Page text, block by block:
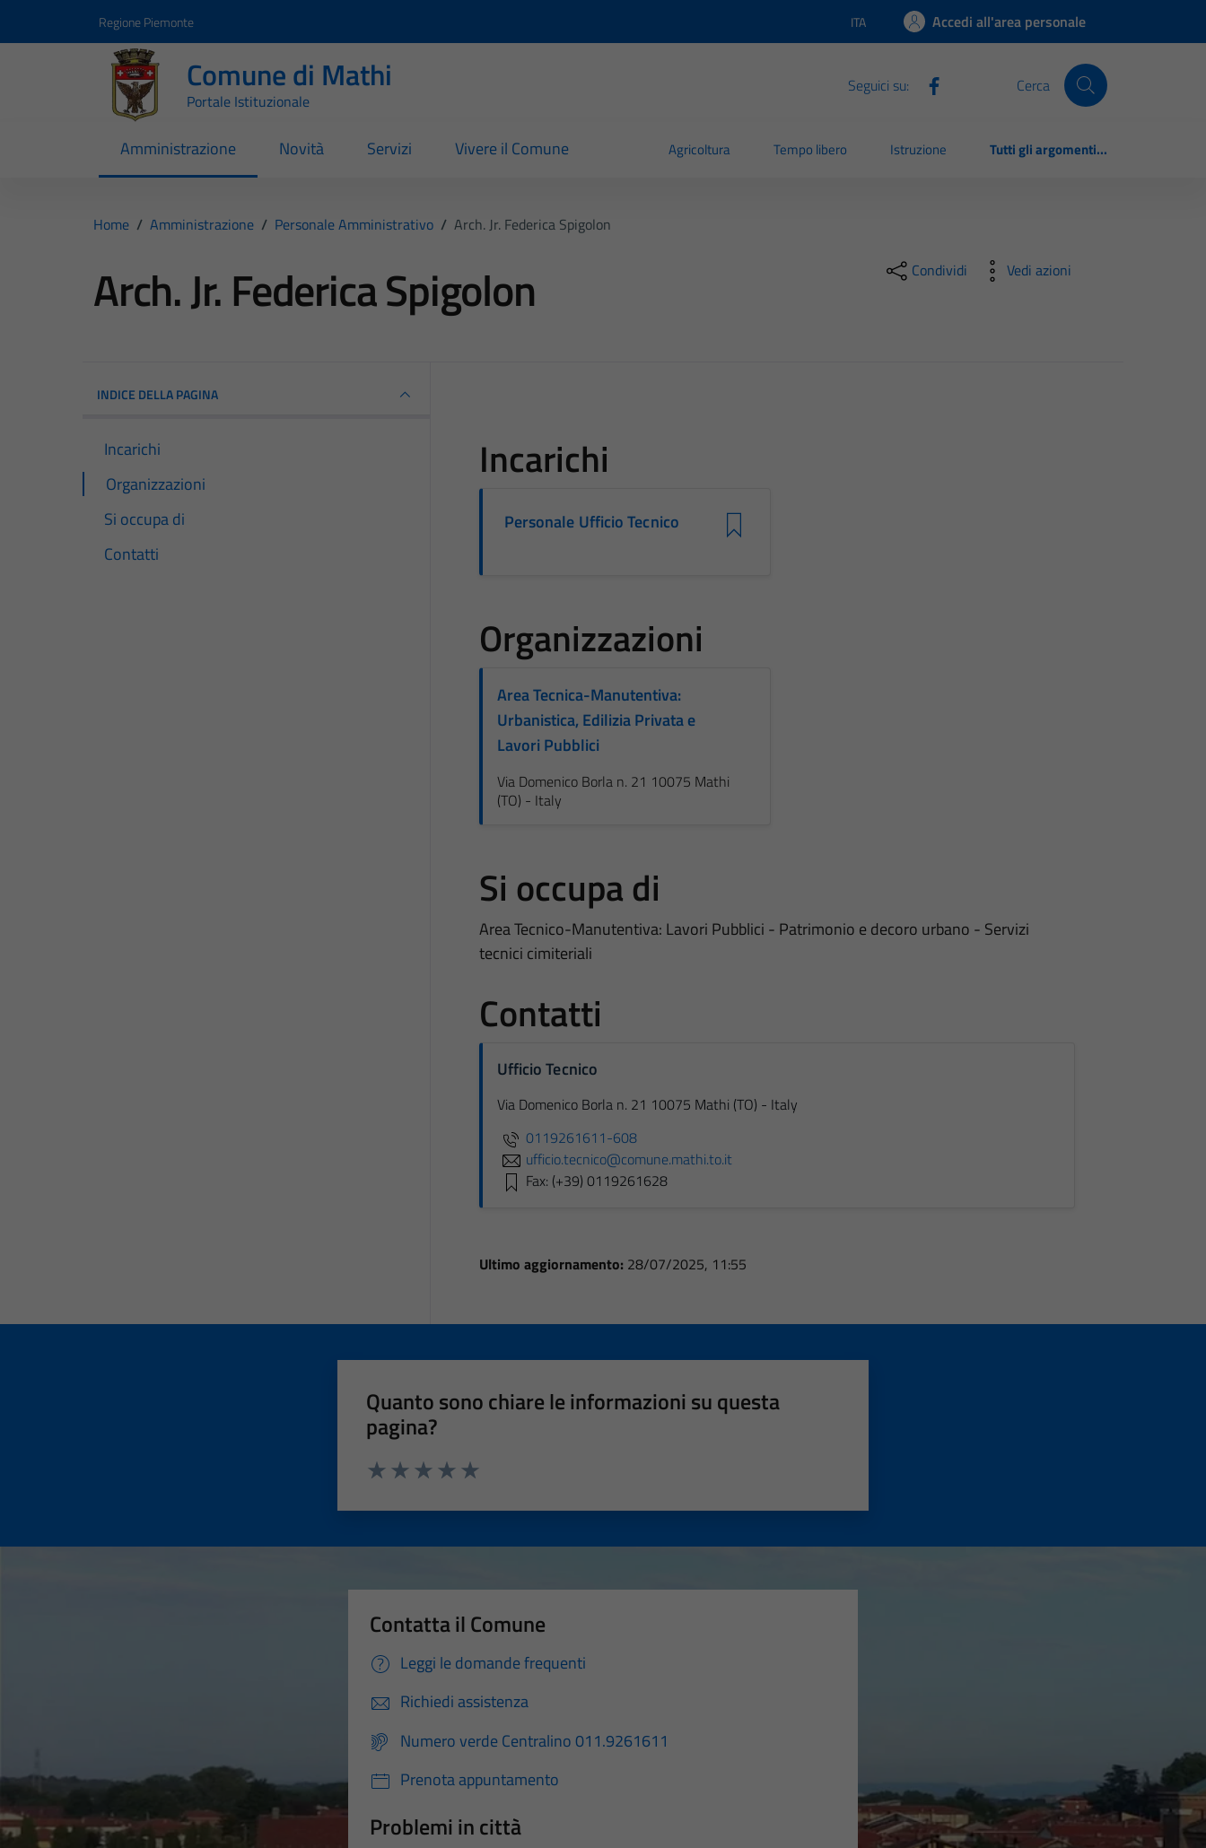
Regione Piemonte Lingua attiva:
ITA Accedi all'area personale
Comune di Mathi
Portale Istituzionale
Seguici su: Cerca
Amministrazione Novità Servizi Vivere il Comune Agricoltura Tempo libero Istruzione Tutti gli argomenti...
Home / Amministrazione / Personale Amministrativo / Arch. Jr. Federica Spigolon
Arch. Jr. Federica Spigolon Condividi Vedi azioni
INDICE DELLA PAGINA
Incarichi
Organizzazioni
Si occupa di
Contatti
Incarichi
Personale Ufficio Tecnico
Organizzazioni
Area Tecnica-Manutentiva:
Urbanistica, Edilizia Privata e
Lavori Pubblici
Via Domenico Borla n. 21 10075 Mathi
(TO) - Italy
Si occupa di
Area Tecnico-Manutentiva: Lavori Pubblici - Patrimonio e decoro urbano - Servizi
tecnici cimiteriali
Contatti
Ufficio Tecnico
Via Domenico Borla n. 21 10075 Mathi (TO) - Italy
0119261611-608
ufficio.tecnico@comune.mathi.to.it
Fax: (+39) 0119261628
Ultimo aggiornamento: 28/07/2025, 11:55
Quanto sono chiare le informazioni su questa
pagina?
Contatta il Comune
Leggi le domande frequenti
Richiedi assistenza
Numero verde Centralino 011.9261611
Prenota appuntamento
Problemi in città